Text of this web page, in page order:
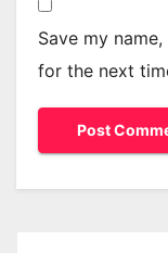
Save my
for the next